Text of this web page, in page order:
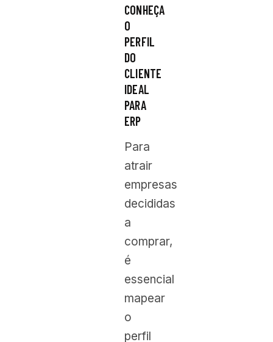
CONHEÇA
O
PERFIL
DO
CLIENTE
IDEAL
PARA
ERP
Para
atrair
empresas
decididas
a
comprar,
é
essencial
mapear
o
perfil